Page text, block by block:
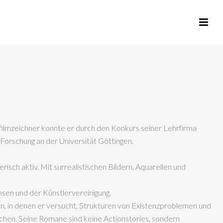
konnte er durch den Konkurs seiner Lehrfirma
an der Universität Göttingen.
aktiv. Mit surrealistischen Bildern, Aquarellen und
und der Künstlervereinigung.
in denen er versucht, Strukturen von Existenzproblemen und
Seine Romane sind keine Actionstories, sondern